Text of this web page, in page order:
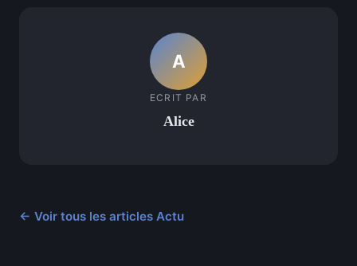
A
ECRIT PAR
Alice
← Voir tous les articles Actu